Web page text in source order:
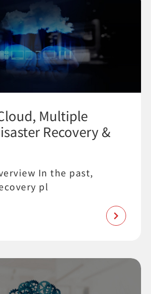
Multiple
Recovery &
In the past,
pl